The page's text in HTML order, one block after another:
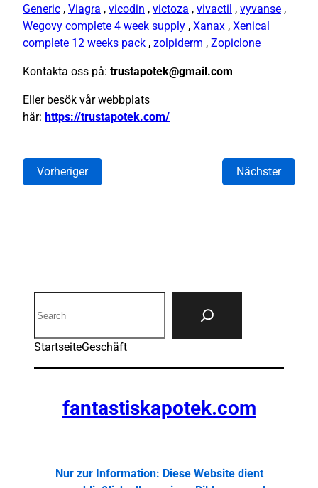
Generic , Viagra , vicodin , victoza , vivactil , vyvanse ,
Wegovy complete 4 week supply , Xanax , Xenical
complete 12 weeks pack , zolpiderm , Zopiclone
Kontakta oss på: trustapotek@gmail.com
Eller besök vår webbplats
här: https://trustapotek.com/
Vorheriger Nächster
StartseiteGeschäft
fantastiskapotek.com
Nur zur Information: Diese Website dient